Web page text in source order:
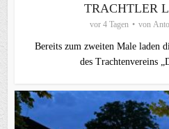
TRACHTLER
vor 4 Tagen von
Bereits zum zweiten Male laden
des Trachtenvereins